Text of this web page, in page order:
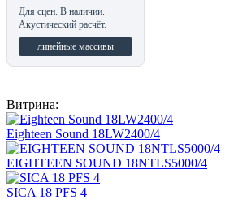
Для сцен. В наличии.
Акустический расчёт.
линейные массивы
Витрина:
Eighteen Sound 18LW2400/4
EIGHTEEN SOUND 18NTLS5000/4
SICA 18 PFS 4